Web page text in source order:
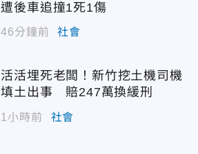
遭後車追撞1死1傷
46分鐘前 社會
活活埋死老闆！新竹挖土機司機
填土出事 賠247萬換緩刑
1小時前 社會